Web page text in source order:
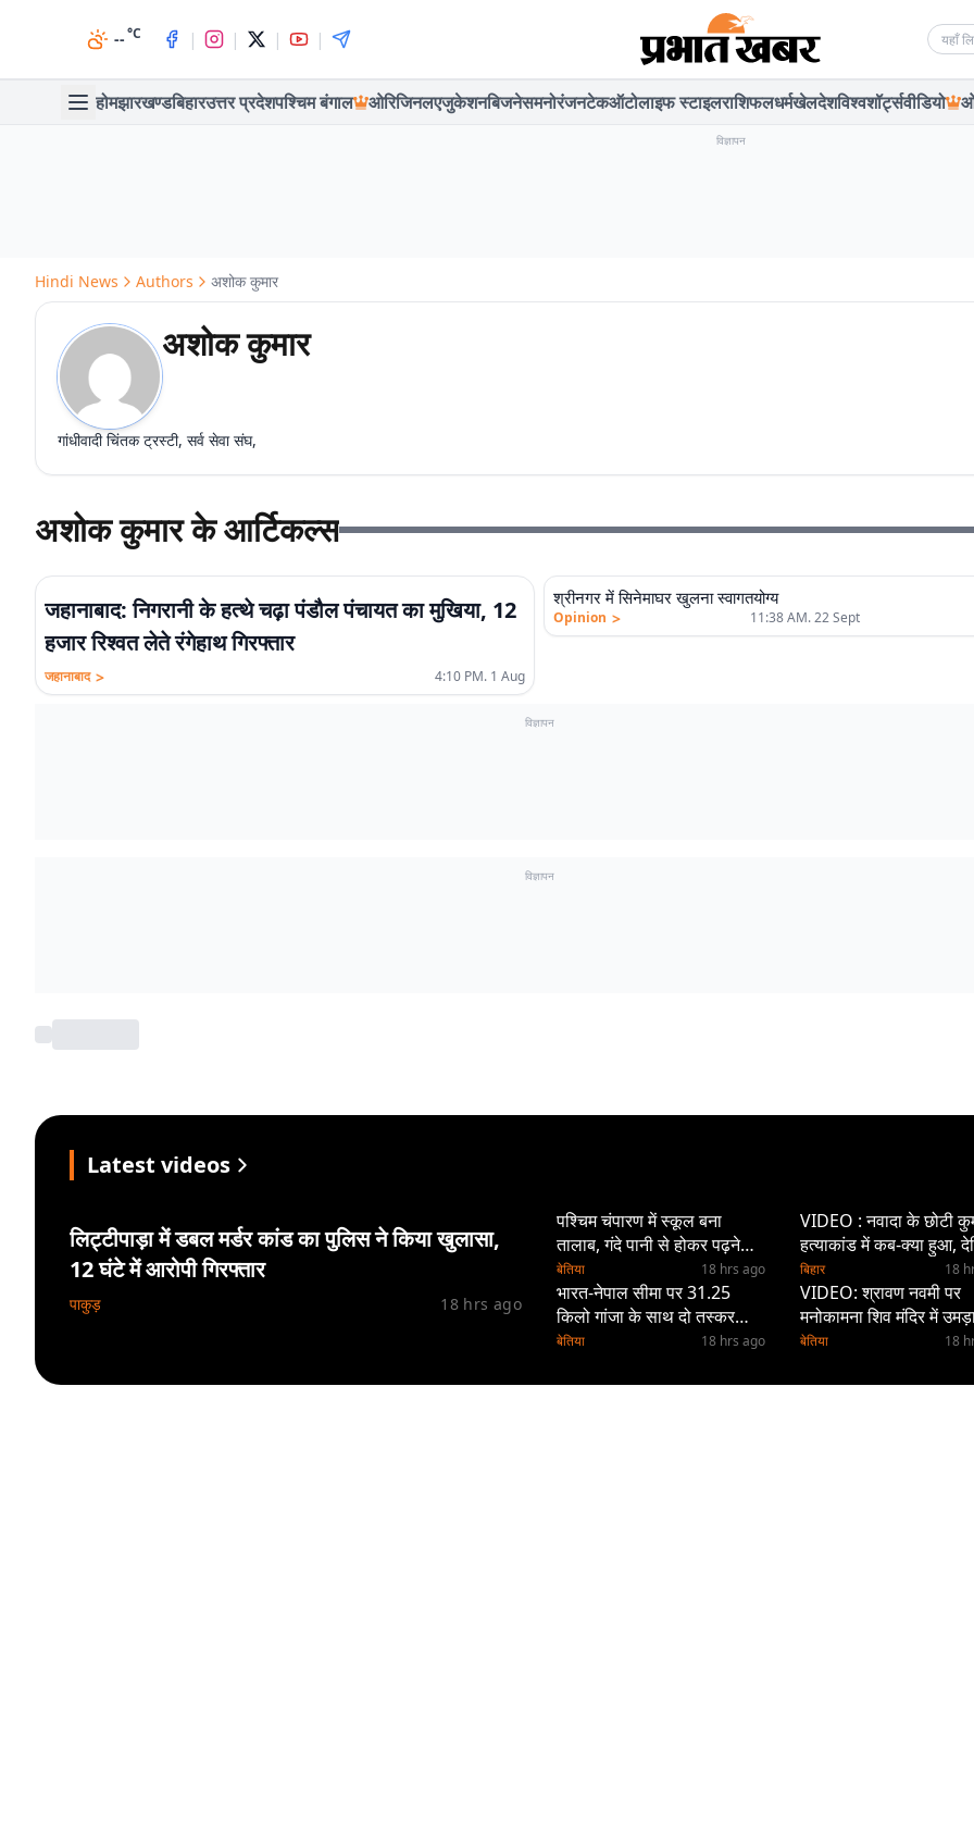
--°C | | | |
होमझारखण्डबिहारउत्तर प्रदेशपश्चिम बंगाल ओरिजिनलएजुकेशनबिजनेसमनोरंजनटेकऑटोलाइफ स्टाइलराशिफलधर्मखेलदेशविश्वशॉर्ट्सवीडियो
विज्ञापन
Hindi News Authors अशोक कुमार
अशोक कुमार
गांधीवादी चिंतक ट्रस्टी, सर्व सेवा संघ,
अशोक कुमार के आर्टिकल्स
जहानाबाद: निगरानी के हत्थे चढ़ा पंडौल पंचायत का मुखिया, 12
हजार रिश्वत लेते रंगेहाथ गिरफ्तार
जहानाबाद > 4:10 PM. 1 Aug
श्रीनगर में सिनेमाघर खुलना स्वागतयोग्य
Opinion > 11:38 AM. 22 Sept
विज्ञापन
विज्ञापन
Latest videos
लिट्टीपाड़ा में डबल मर्डर कांड का पुलिस ने किया खुलासा,
12 घंटे में आरोपी गिरफ्तार
पाकुड़ 18 hrs ago
पश्चिम चंपारण में स्कूल बना
तालाब, गंदे पानी से होकर पढ़ने
पहुंच रहे बच्चे
बेतिया 18 hrs ago
भारत-नेपाल सीमा पर 31.25
किलो गांजा के साथ दो तस्कर
गिरफ्तार, नेपाली नंबर की बाइक
बेतिया 18 hrs ago
VIDEO : नवादा के छोटी
हत्याकांड में कब-क्या हुआ,
पूरी रिपोर्ट
बिहार 18
VIDEO: श्रावण नवमी पर
मनोकामना शिव मंदिर में
आस्था का सैलाब, हर-हर
बेतिया 18